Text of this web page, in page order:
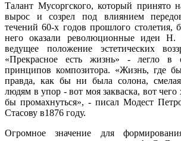
Талант Мусоргского, который принято
вырос и созрел под влиянием
течений 60-х годов прошлого столетия,
него оказали революционные идеи Н.
ведущее положение эстетических
«Прекрасное есть жизнь» - легло в
принципов композитора. «Жизнь, где
правда, как бы ни была солона,
людям в упор - вот моя закваска, вот чего
бы промахнуться», - писал Модест
Стасову в1876 году.
Огромное значение для